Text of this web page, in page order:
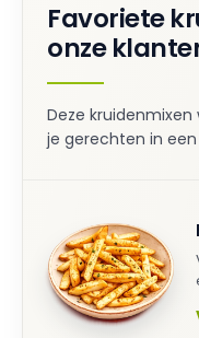
Favoriete
onze
Deze
je gerechten in